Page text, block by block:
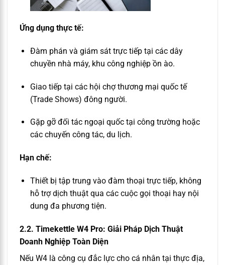
Ứng dụng thực tế:
Đàm phán và giám sát trực tiếp tại các dây
chuyền nhà máy, khu công nghiệp ồn ào.
Giao tiếp tại các hội chợ thương mại quốc tế
(Trade Shows) đông người.
Gặp gỡ đối tác ngoại quốc tại công trường hoặc
các chuyến công tác, du lịch.
Hạn chế:
Thiết bị tập trung vào đàm thoại trực tiếp, không
hỗ trợ dịch thuật qua các cuộc gọi thoại hay nội
dung đa phương tiện.
2.2. Timekettle W4 Pro: Giải Pháp Dịch Thuật
Doanh Nghiệp Toàn Diện
Nếu W4 là công cụ đắc lực cho cá nhân tại thực địa,